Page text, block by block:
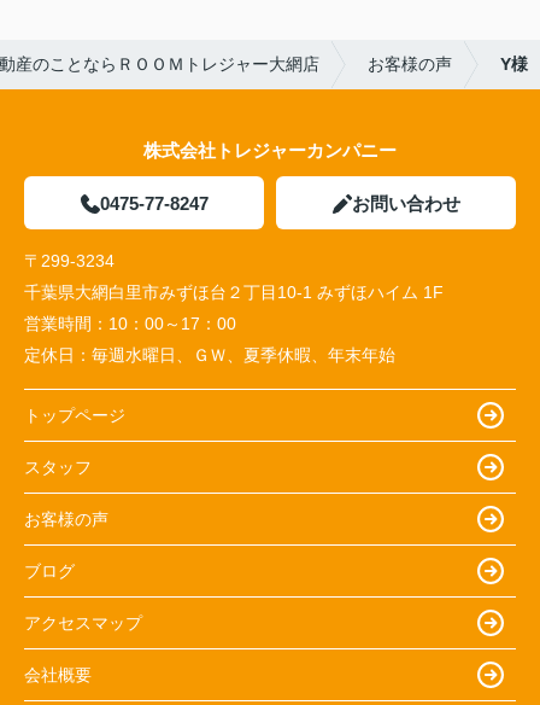
産のことならＲＯＯＭトレジャー大網店 お客様の声 Y様
株式会社トレジャーカンパニー
0475-77-8247 お問い合わせ
〒299-3234
千葉県大網白里市みずほ台２丁目10-1 みずほハイム 1F
営業時間： 10：00～17：00
定休日： 毎週水曜日、ＧＷ、夏季休暇、年末年始
トップページ
スタッフ
お客様の声
ブログ
アクセスマップ
会社概要